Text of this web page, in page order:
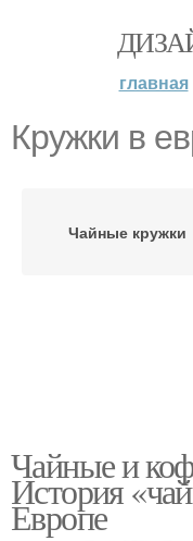
главная
Кружки в
Чайные кружки
Чайные и
История
Европе